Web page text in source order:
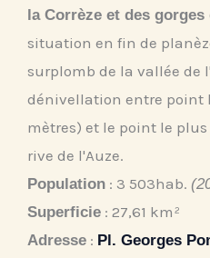
la Corrèze et des gorges
situation en fin de
surplomb de la vallée de
dénivellation entre point
mètres) et le point le plus
rive de l'Auze.
Population : 3 503hab.
Superficie : 27,61 km²
Adresse : Pl. Georges